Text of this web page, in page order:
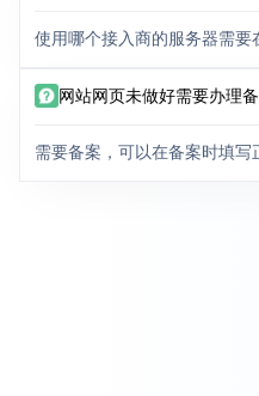
使用哪个接入商的服务器需
网站网页未做好需要办理
需要备案，可以在备案时填写